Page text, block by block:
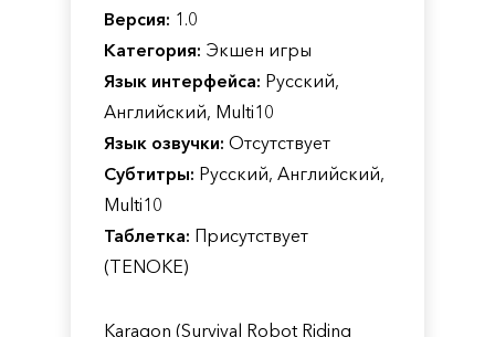
Версия: 1.0
Категория: Экшен игры
Язык интерфейса: Русский,
Английский, Multi10
Язык озвучки: Отсутствует
Субтитры: Русский, Английский,
Multi10
Таблетка: Присутствует
(TENOKE)
Karagon (Survival Robot Riding